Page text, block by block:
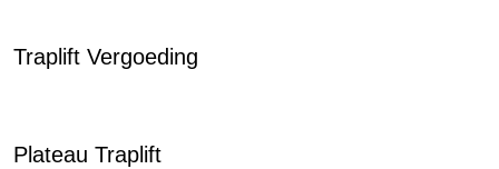
Traplift Vergoeding
Plateau Traplift